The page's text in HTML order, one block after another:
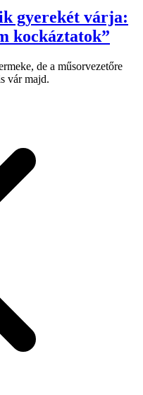
gyerekét várja:
kockáztatok”
de a műsorvezetőre
vár majd.